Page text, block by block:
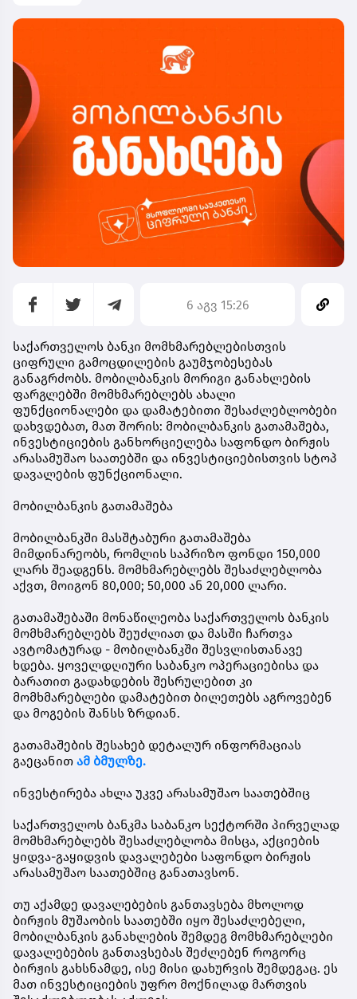
6 აგვ 15:26
საქართველოს ბანკი მომხმარებლებისთვის
ციფრული გამოცდილების გაუმჯობესებას
განაგრძობს. მობილბანკის მორიგი განახლების
ფარგლებში მომხმარებლებს ახალი
ფუნქციონალები და დამატებითი შესაძლებლობები
დახვდებათ, მათ შორის: მობილბანკის გათამაშება,
ინვესტიციების განხორციელება საფონდო ბირჟის
არასამუშაო საათებში და ინვესტიციებისთვის სტოპ
დავალების ფუნქციონალი.
მობილბანკის გათამაშება
მობილბანკში მასშტაბური გათამაშება
მიმდინარეობს, რომლის საპრიზო ფონდი 150,000
ლარს შეადგენს. მომხმარებლებს შესაძლებლობა
აქვთ, მოიგონ 80,000; 50,000 ან 20,000 ლარი.
გათამაშებაში მონაწილეობა საქართველოს ბანკის
მომხმარებლებს შეუძლიათ და მასში ჩართვა
ავტომატურად - მობილბანკში შესვლისთანავე
ხდება. ყოველდღიური საბანკო ოპერაციებისა და
ბარათით გადახდების შესრულებით კი
მომხმარებლები დამატებით ბილეთებს აგროვებენ
და მოგების შანსს ზრდიან.
გათამაშების შესახებ დეტალურ ინფორმაციას
გაეცანით ამ ბმულზე.
ინვესტირება ახლა უკვე არასამუშაო საათებშიც
საქართველოს ბანკმა საბანკო სექტორში პირველად
მომხმარებლებს შესაძლებლობა მისცა, აქციების
ყიდვა-გაყიდვის დავალებები საფონდო ბირჟის
არასამუშაო საათებშიც განათავსონ.
თუ აქამდე დავალებების განთავსება მხოლოდ
ბირჟის მუშაობის საათებში იყო შესაძლებელი,
მობილბანკის განახლების შემდეგ მომხმარებლები
დავალებების განთავსებას შეძლებენ როგორც
ბირჟის გახსნამდე, ისე მისი დახურვის შემდეგაც. ეს
მათ ინვესტიციების უფრო მოქნილად მართვის